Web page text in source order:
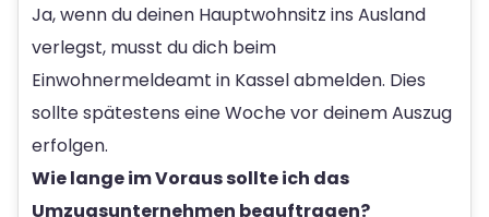
Ja, wenn du deinen Hauptwohnsitz ins Ausland
verlegst, musst du dich beim
Einwohnermeldeamt in Kassel abmelden. Dies
sollte spätestens eine Woche vor deinem Auszug
erfolgen.
Wie lange im Voraus sollte ich das
Umzugsunternehmen beauftragen?